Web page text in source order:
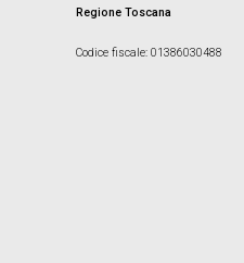
Regione Toscana
Codice fiscale: 01386030488